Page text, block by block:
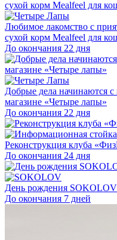
Любимое лакомство с
сухой корм Mealfeel для
До окончания 22 дня
Добрые дела начинаются
магазине «Четыре лапы»
До окончания 22 дня
Реконструкция клуба
До окончания 24 дня
День рождения
До окончания 7 дней